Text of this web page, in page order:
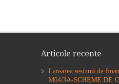
Articole recente
Lansarea sesiunii de
M04/3A-SCHEME DE